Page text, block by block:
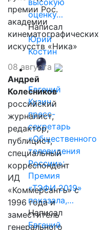
высокую
оценку…
Написал
Юрий
Костин
Евгений
Кузин,
пресс-
секретарь
«Общественного
телевидения
России»:
Премия
«ТЭФИ 2019»
показала,…
Написал
Евгений
премии Рос.
академии
кинематографических
искусств «Ника»
08 августа
Андрей
Колесников
российский
журналист,
редактор,
публицист,
специальный
корреспондент
ИД
«Коммерсантъ» с
1996 года и
заместитель
генерального